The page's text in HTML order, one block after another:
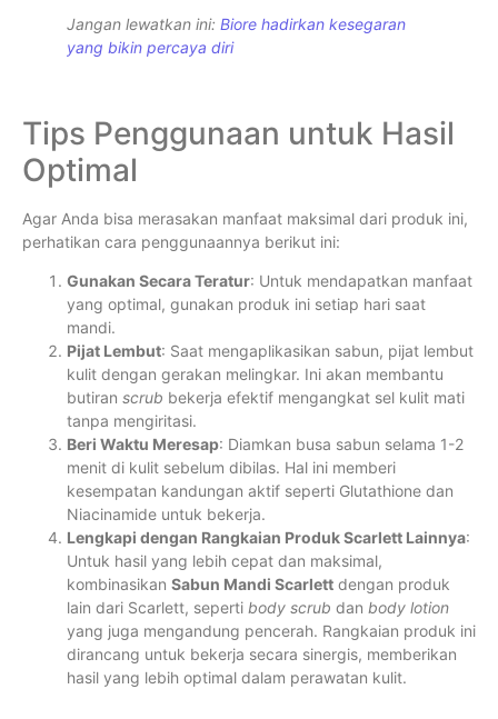
Jangan lewatkan ini: Biore hadirkan kesegaran
yang bikin percaya diri
Tips Penggunaan untuk Hasil
Optimal
Agar Anda bisa merasakan manfaat maksimal dari produk ini,
perhatikan cara penggunaannya berikut ini:
Gunakan Secara Teratur: Untuk mendapatkan manfaat
yang optimal, gunakan produk ini setiap hari saat
mandi.
Pijat Lembut: Saat mengaplikasikan sabun, pijat lembut
kulit dengan gerakan melingkar. Ini akan membantu
butiran scrub bekerja efektif mengangkat sel kulit mati
tanpa mengiritasi.
Beri Waktu Meresap: Diamkan busa sabun selama 1-2
menit di kulit sebelum dibilas. Hal ini memberi
kesempatan kandungan aktif seperti Glutathione dan
Niacinamide untuk bekerja.
Lengkapi dengan Rangkaian Produk Scarlett Lainnya:
Untuk hasil yang lebih cepat dan maksimal,
kombinasikan Sabun Mandi Scarlett dengan produk
lain dari Scarlett, seperti body scrub dan body lotion
yang juga mengandung pencerah. Rangkaian produk ini
dirancang untuk bekerja secara sinergis, memberikan
hasil yang lebih optimal dalam perawatan kulit.